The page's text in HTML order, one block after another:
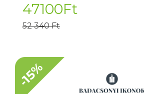
47100Ft
52 340 Ft
-15%